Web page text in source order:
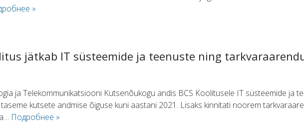
»
jätkab IT süsteemide ja teenuste ning
ja Telekommunikatsiooni Kutsenõukogu andis BCS Koolitusele IT süsteemide ja
kutsete andmise õiguse kuni aastani 2021. Lisaks kinnitati noorem
Подробнее »